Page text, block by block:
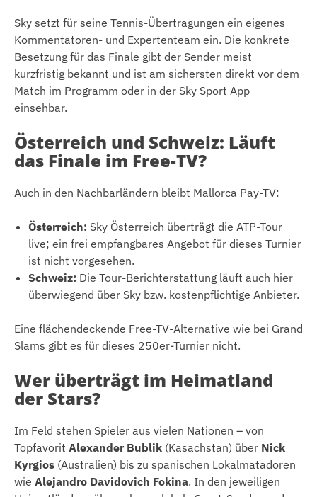
Sky setzt für seine Tennis-Übertragungen ein eigenes
Kommentatoren- und Expertenteam ein. Die konkrete
Besetzung für das Finale gibt der Sender meist
kurzfristig bekannt und ist am sichersten direkt vor dem
Match im Programm oder in der Sky Sport App
einsehbar.
Österreich und Schweiz: Läuft
das Finale im Free-TV?
Auch in den Nachbarländern bleibt Mallorca Pay-TV:
Österreich: Sky Österreich überträgt die ATP-Tour
live; ein frei empfangbares Angebot für dieses Turnier
ist nicht vorgesehen.
Schweiz: Die Tour-Berichterstattung läuft auch hier
überwiegend über Sky bzw. kostenpflichtige Anbieter.
Eine flächendeckende Free-TV-Alternative wie bei Grand
Slams gibt es für dieses 250er-Turnier nicht.
Wer überträgt im Heimatland
der Stars?
Im Feld stehen Spieler aus vielen Nationen – von
Topfavorit Alexander Bublik (Kasachstan) über Nick
Kyrgios (Australien) bis zu spanischen Lokalmatadoren
wie Alejandro Davidovich Fokina. In den jeweiligen